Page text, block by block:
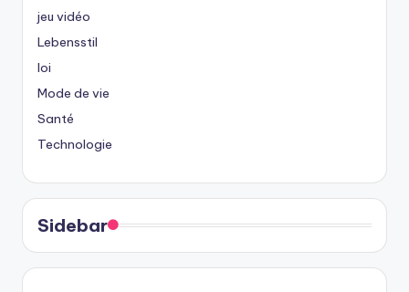
jeu vidéo
Lebensstil
loi
Mode de vie
Santé
Technologie
Sidebar